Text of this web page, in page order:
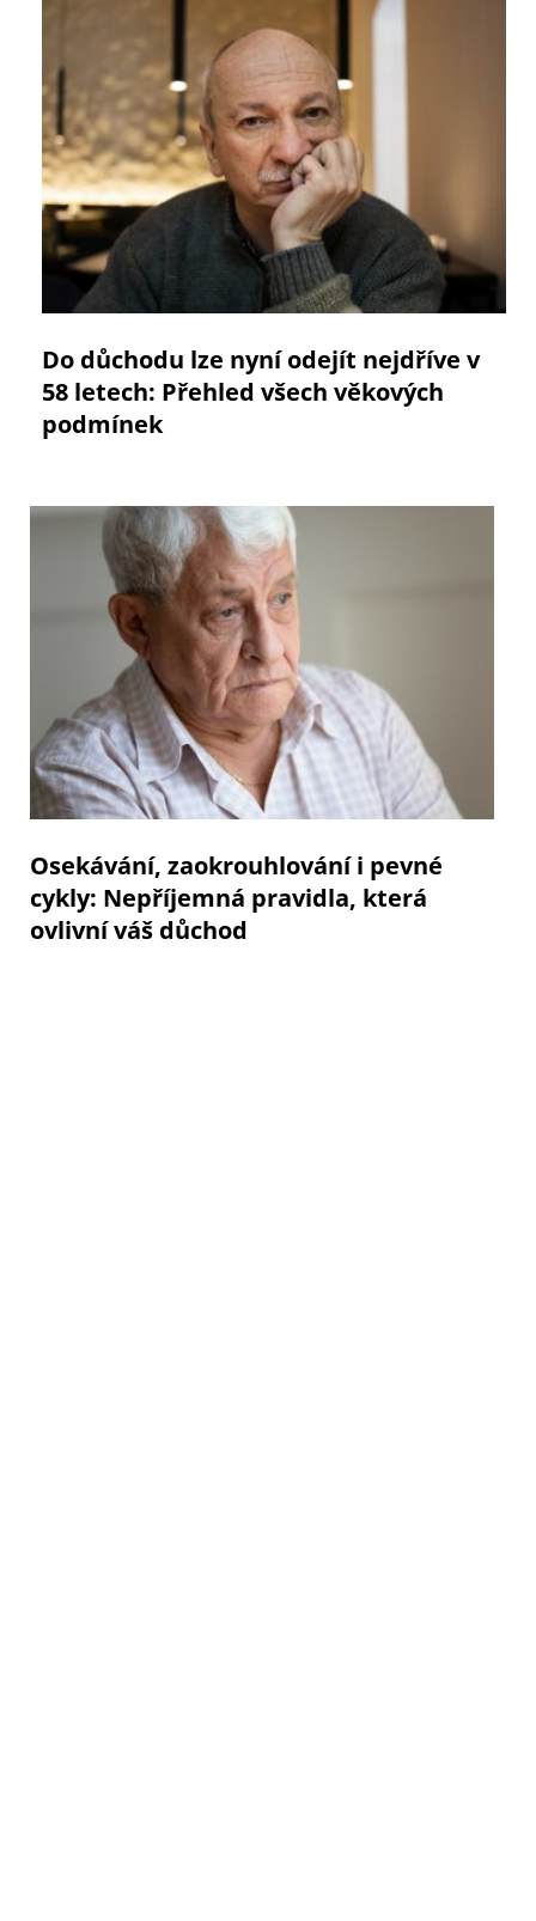
Do důchodu lze nyní odejít nejdříve v
58 letech: Přehled všech věkových
podmínek
Osekávání, zaokrouhlování i pevné
cykly: Nepříjemná pravidla, která
ovlivní váš důchod